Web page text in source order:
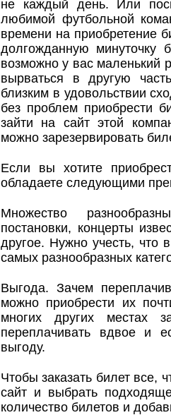
не каждый день. Или
любимой футбольной
времени на приобретение
долгожданную
возможно у вас маленький
вырваться в другую
близким в удовольствии
без проблем приобрести
зайти на сайт этой
можно зарезервировать
Если вы хотите
обладаете следующими
Множество
постановки, концерты
другое. Нужно учесть, что
самых разнообразных
Выгода. Зачем
можно приобрести их
многих других местах
переплачивать вдвое и
выгоду.
Чтобы заказать билет все,
сайт и выбрать
количество билетов и